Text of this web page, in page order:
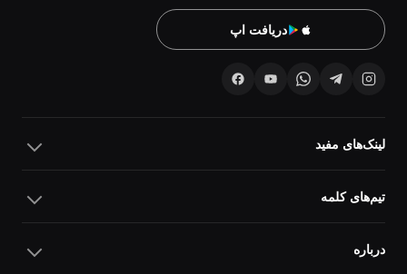
دریافت اپ
لینک‌های مفید
تیم‌های کلمه
درباره